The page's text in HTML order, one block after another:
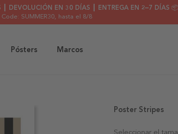
┃ DEVOLUCIÓN EN 30 DÍAS ┃ ENTREGA EN 2–7 DÍAS
Code: SUMMER30, hasta el 8/8
Pósters Marcos
Seleccionar el
Poster Stripes